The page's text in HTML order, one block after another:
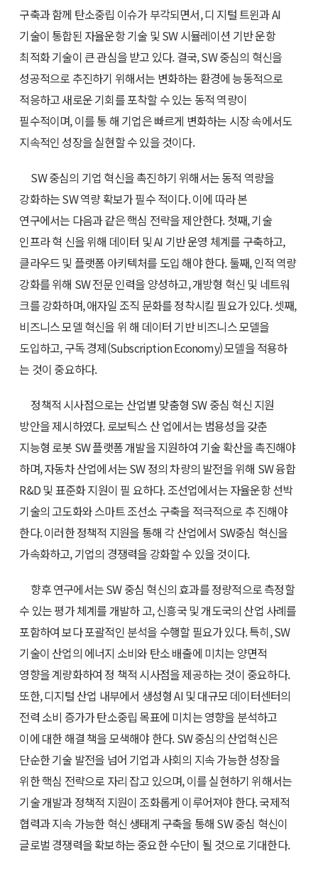
구축과 함께 탄소중립 이슈가 부각되면서, 디 지털 트윈과 AI
기술이 통합된 자율운항 기술 및 SW 시뮬레이션 기반 운항
최적화 기술이 큰 관심을 받고 있다. 결국, SW 중심의 혁신을
성공적으로 추진하기 위해서는 변화하는 환경에 능동적으로
적응하고 새로운 기회를 포착할 수 있는 동적 역량이
필수적이며, 이를 통 해 기업은 빠르게 변화하는 시장 속에서도
지속적인 성장을 실현할 수 있을 것이다.
SW 중심의 기업 혁신을 촉진하기 위해서는 동적 역량을
강화하는 SW 역량 확보가 필수 적이다. 이에 따라 본
연구에서는 다음과 같은 핵심 전략을 제안한다. 첫째, 기술
인프라 혁 신을 위해 데이터 및 AI 기반 운영 체계를 구축하고,
클라우드 및 플랫폼 아키텍처를 도입 해야 한다. 둘째, 인적 역량
강화를 위해 SW 전문 인력을 양성하고, 개방형 혁신 및 네트워
크를 강화하며, 애자일 조직 문화를 정착시킬 필요가 있다. 셋째,
비즈니스 모델 혁신을 위 해 데이터 기반 비즈니스 모델을
도입하고, 구독 경제(Subscription Economy) 모델을 적용하
는 것이 중요하다.
정책적 시사점으로는 산업별 맞춤형 SW 중심 혁신 지원
방안을 제시하였다. 로보틱스 산 업에서는 범용성을 갖춘
지능형 로봇 SW 플랫폼 개발을 지원하여 기술 확산을 촉진해야
하며, 자동차 산업에서는 SW 정의 차량의 발전을 위해 SW 융합
R&D 및 표준화 지원이 필 요하다. 조선업에서는 자율운항 선박
기술의 고도화와 스마트 조선소 구축을 적극적으로 추 진해야
한다. 이러한 정책적 지원을 통해 각 산업에서 SW중심 혁신을
가속화하고, 기업의 경쟁력을 강화할 수 있을 것이다.
향후 연구에서는 SW 중심 혁신의 효과를 정량적으로 측정할
수 있는 평가 체계를 개발하 고, 신흥국 및 개도국의 산업 사례를
포함하여 보다 포괄적인 분석을 수행할 필요가 있다. 특히, SW
기술이 산업의 에너지 소비와 탄소 배출에 미치는 양면적
영향을 계량화하여 정 책적 시사점을 제공하는 것이 중요하다.
또한, 디지털 산업 내부에서 생성형 AI 및 대규모 데이터센터의
전력 소비 증가가 탄소중립 목표에 미치는 영향을 분석하고
이에 대한 해결 책을 모색해야 한다. SW 중심의 산업혁신은
단순한 기술 발전을 넘어 기업과 사회의 지속 가능한 성장을
위한 핵심 전략으로 자리 잡고 있으며, 이를 실현하기 위해서는
기술 개발과 정책적 지원이 조화롭게 이루어져야 한다. 국제적
협력과 지속 가능한 혁신 생태계 구축을 통해 SW 중심 혁신이
글로벌 경쟁력을 확보하는 중요한 수단이 될 것으로 기대한다.